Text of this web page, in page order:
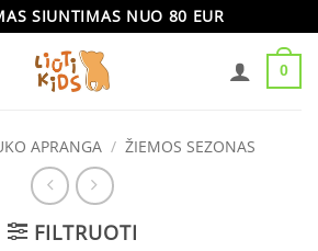
SIUNTIMAS NUO 80 EUR
0
APRANGA / ŽIEMOS SEZONAS
FILTRUOTI